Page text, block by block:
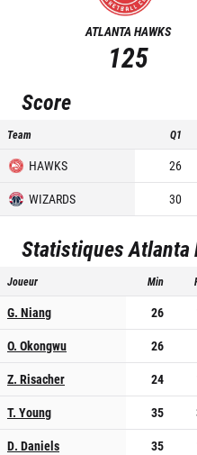
ATLANTA HAWKS
125
Score
Team Q1
HAWKS 26
WIZARDS
30
StatistiquesAtlanta
Joueur Min
G. Niang 26
O. Okongwu
26
Z. Risacher
24
T. Young
35
D. Daniels
35